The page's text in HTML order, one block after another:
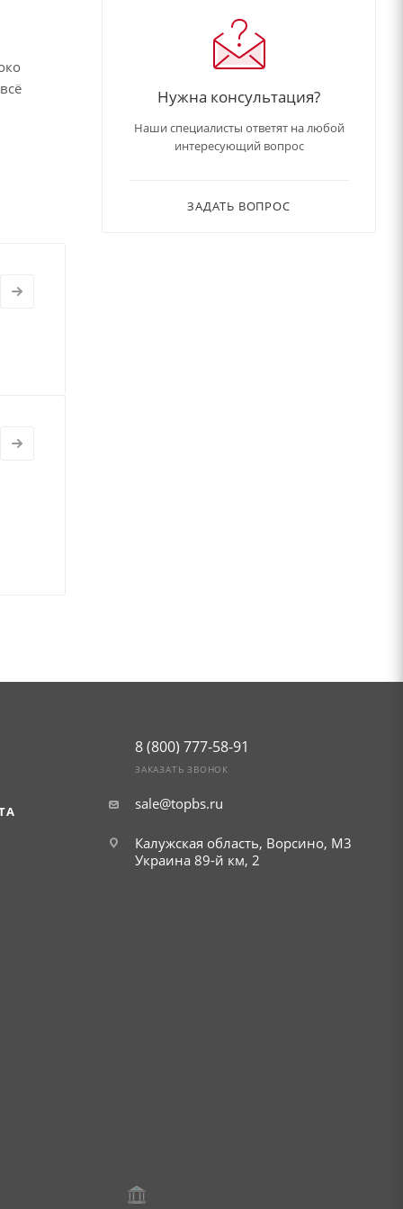
Нужна консультация?
Наши специалисты ответят на любой
интересующий вопрос
ЗАДАТЬ ВОПРОС
8 (800) 777-58-91
ЗАКАЗАТЬ ЗВОНОК
sale@topbs.ru
Калужская область, Ворсино, М3
Украина 89-й км, 2